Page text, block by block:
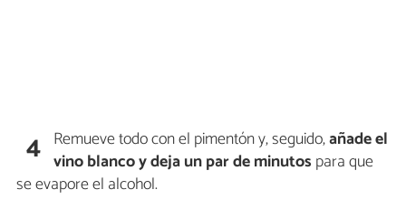
4 Remueve todo con el pimentón y, seguido,añade el
vino blanco y deja un par de minutos para que
se evapore el alcohol.